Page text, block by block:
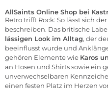
AllSaints Online Shop bei
Retro trifft Rock: So lässt sich
beschreiben. Das britische
lässigen Look im Alltag, der
beeinflusst wurde und
gehören Elemente wie Karos
an Hosen und Shirts sowie ein
unverwechselbaren
einen festen Platz im Herzen